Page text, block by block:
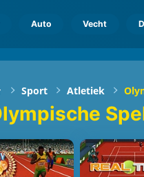
Auto Vecht
Sport Atletiek
Olympische